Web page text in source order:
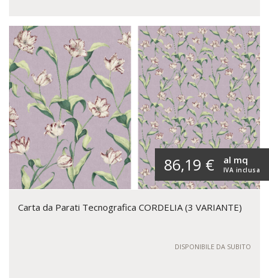
86,19 € IVA inclusa
al mq
Carta da Parati Tecnografica CORDELIA (3 VARIANTE)
DISPONIBILE DA SUBITO